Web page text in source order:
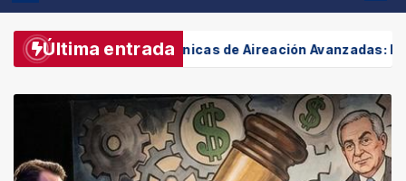
Última entrada
Técnicas de Aireación Avanzadas: Innovación en el